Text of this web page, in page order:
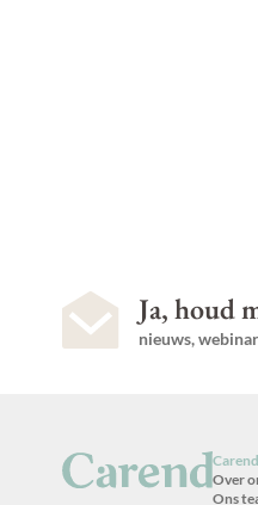
Ja, houd
nieuws,
Carend
Over
Ons